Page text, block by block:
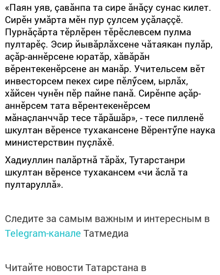
«Паян уяв, çавăнпа та сире ăнăçу сунас килет.
Сирӗн умăрта мӗн пур çулсем уçăлаççӗ.
Пурнăçăрта тӗрлӗрен тӗрӗслевсем пулма
пултарӗç. Эсир йывăрлăхсене чăтаякан пулăр,
аçăр-аннӗрсене юратăр, хăвăрăн
вӗрентекенӗрсене ан манăр. Учительсем вӗт
инвесторсем пекех сире пӗлӳсем, ырлăх,
хăйсен чунӗн пӗр пайне панă. Сирӗнпе аçăр-
аннӗрсем тата вӗрентекенӗрсем
мăнаçланччăр тесе тăрăшăр», - тесе пилленӗ
шкултан вӗренсе тухакансене Вӗрентӳпе наука
министерствин пуçлăхӗ.
Хадиуллин палăртнă тăрăх, Тутарстанри
шкултан вӗренсе тухакансем «чи ăслă та
пултаруллă».
Следите за самым важным и интересным в
Telegram-канале Татмедиа
Читайте новости Татарстана в